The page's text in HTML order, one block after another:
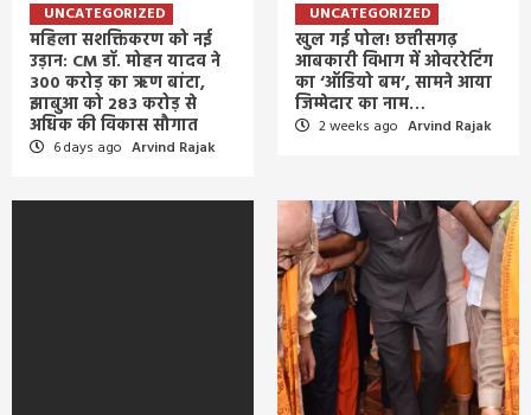
UNCATEGORIZED
महिला सशक्तिकरण को नई
उड़ान: CM डॉ. मोहन यादव ने
300 करोड़ का ऋण बांटा,
झाबुआ को 283 करोड़ से
अधिक की विकास सौगात
6 days ago Arvind Rajak
UNCATEGORIZED
खुल गई पोल! छत्तीसगढ़
आबकारी विभाग में ओवररेटिंग
का ‘ऑडियो बम’, सामने आया
जिम्मेदार का नाम…
2 weeks ago Arvind Rajak